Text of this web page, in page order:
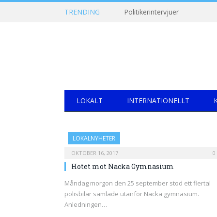
TRENDING Politikerintervjuer
LOKALT INTERNATIONELLT
LOKALNYHETER
OKTOBER 16, 2017 0
Hotet mot Nacka Gymnasium
Måndag morgon den 25 september stod ett flertal
polisbilar samlade utanför Nacka gymnasium.
Anledningen…